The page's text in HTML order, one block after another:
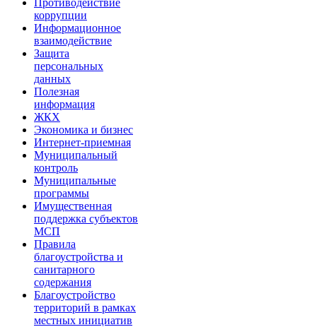
Противодействие
коррупции
Информационное
взаимодействие
Защита
персональных
данных
Полезная
информация
ЖКХ
Экономика и бизнес
Интернет-приемная
Муниципальный
контроль
Муниципальные
программы
Имущественная
поддержка субъектов
МСП
Правила
благоустройства и
санитарного
содержания
Благоустройство
территорий в рамках
местных инициатив